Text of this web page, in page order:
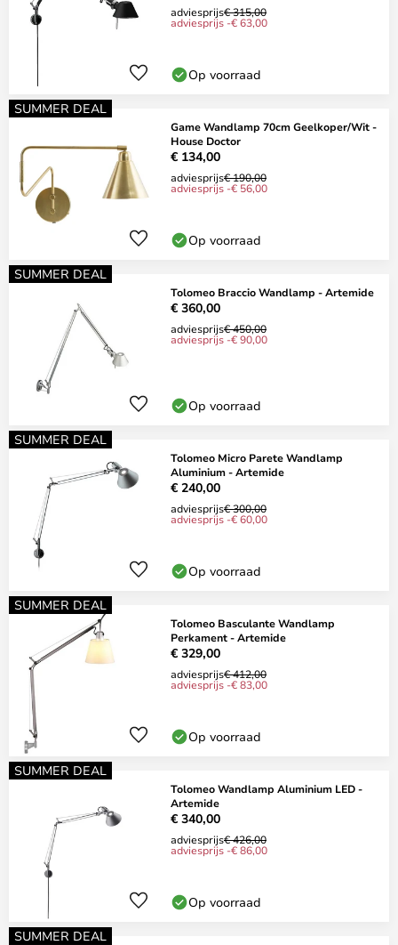
adviesprijs€ 315,00
adviesprijs -€ 63,00
Op voorraad
SUMMER DEAL
Game Wandlamp 70cm Geelkoper/Wit -
House Doctor
€ 134,00
adviesprijs€ 190,00
adviesprijs -€ 56,00
Op voorraad
SUMMER DEAL
Tolomeo Braccio Wandlamp - Artemide
€ 360,00
adviesprijs€ 450,00
adviesprijs -€ 90,00
Op voorraad
SUMMER DEAL
Tolomeo Micro Parete Wandlamp
Aluminium - Artemide
€ 240,00
adviesprijs€ 300,00
adviesprijs -€ 60,00
Op voorraad
SUMMER DEAL
Tolomeo Basculante Wandlamp
Perkament - Artemide
€ 329,00
adviesprijs€ 412,00
adviesprijs -€ 83,00
Op voorraad
SUMMER DEAL
Tolomeo Wandlamp Aluminium LED -
Artemide
€ 340,00
adviesprijs€ 426,00
adviesprijs -€ 86,00
Op voorraad
SUMMER DEAL